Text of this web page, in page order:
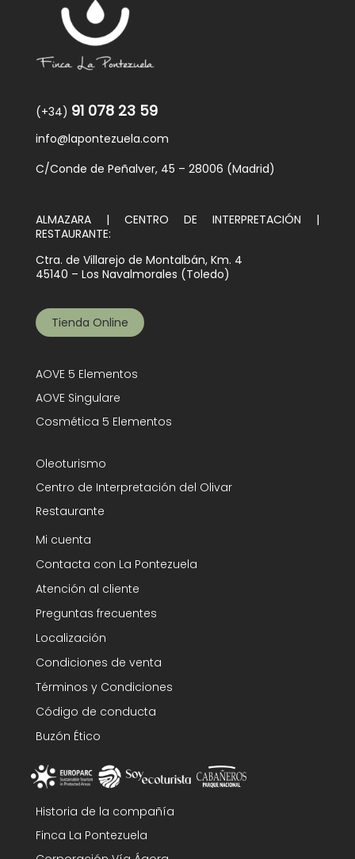
(+34) 91 078 23 59
info@lapontezuela.com
C/Conde de Peñalver, 45 – 28006 (Madrid)
ALMAZARA | CENTRO DE INTERPRETACIÓN |
RESTAURANTE:
Ctra. de Villarejo de Montalbán, Km. 4
45140 – Los Navalmorales (Toledo)
Tienda Online
AOVE 5 Elementos
AOVE Singulare
Cosmética 5 Elementos
Oleoturismo
Centro de Interpretación del Olivar
Restaurante
Mi cuenta
Contacta con La Pontezuela
Atención al cliente
Preguntas frecuentes
Localización
Condiciones de venta
Términos y Condiciones
Código de conducta
Buzón Ético
Historia de la compañía
Finca La Pontezuela